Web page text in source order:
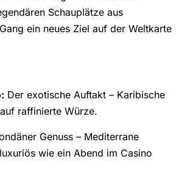
Schauplätze aus
ein neues Ziel auf der Weltkarte
Der exotische Auftakt – Karibische
raffinierte Würze.
Genuss – Mediterrane
wie ein Abend im Casino